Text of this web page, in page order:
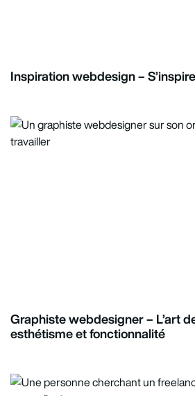
Inspiration webdesign –
Graphiste webdesigner – L’art
esthétisme et fonctionnalité